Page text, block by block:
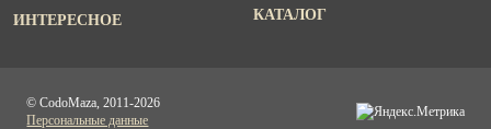
ИНТЕРЕСНОЕ
КАТАЛОГ
© CodoMaza, 2011-2026
Персональные данные